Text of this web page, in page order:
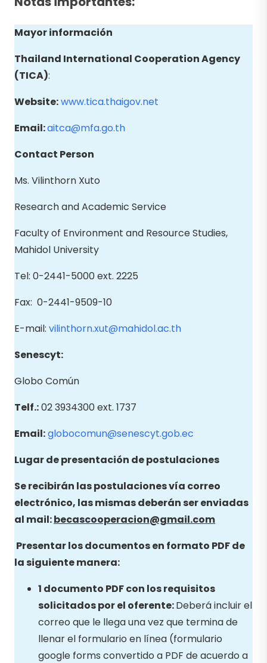
Mayor información
Thailand International Cooperation Agency
(TICA):
Website:www.tica.thaigov.net
Email:aitca@mfa.go.th
Contact Person
Ms. Vilinthorn Xuto
Research and Academic Service
Faculty of Environment and Resource Studies,
Mahidol University
Tel: 0-2441-5000 ext. 2225
Fax: 0-2441-9509-10
E-mail: vilinthorn.xut@mahidol.ac.th
Senescyt:
Globo Común
Telf.:02 3934300 ext. 1737
Email:globocomun@senescyt.gob.ec
Lugar de presentación de postulaciones
Se recibirán las postulaciones vía correo
electrónico, las mismas deberán ser enviadas
al mail:becascooperacion@gmail.com
Presentar los documentos en formato PDF de
la siguiente manera:
1 documento PDF con los requisitos
solicitados por el oferente:Deberá incluir el
correo que le llega una vez que termina de
llenar el formulario en línea (formulario
google forms convertido a PDF de acuerdo a